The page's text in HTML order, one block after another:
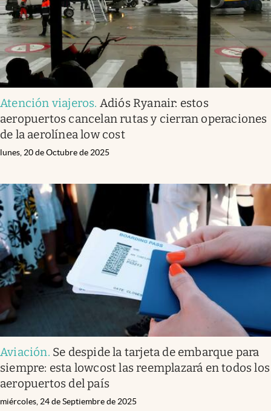
Atención viajeros. Adiós Ryanair: estos
aeropuertos cancelan rutas y cierran operaciones
de la aerolínea low cost
lunes, 20 de Octubre de 2025
Aviación. Se despide la tarjeta de embarque para
siempre: esta lowcost las reemplazará en todos los
aeropuertos del país
miércoles, 24 de Septiembre de 2025